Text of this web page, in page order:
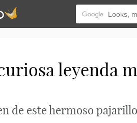
leyenda
de este hermoso